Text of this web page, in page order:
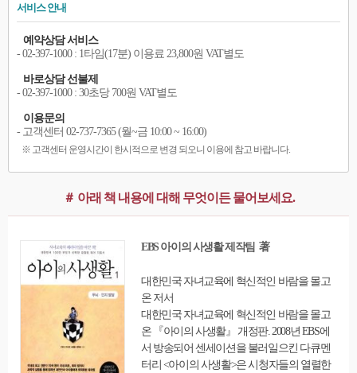
서비스 안내
예약상담 서비스
- 02-397-1000 : 1타임(17분) 이용료 23,800원 VAT별도
바로상담 선불제
- 02-397-1000 : 30초당 700원 VAT별도
이용문의
- 고객센터 02-737-7365 (월~금 10:00 ~ 16:00)
※ 고객센터 운영시간이 한시적으로 변경 되오니 이용에 참고 바랍니다.
＃ 아래 책 내용에 대해 무엇이든 물어보세요.
EBS 아이의 사생활 제작팀 著
대한민국 자녀교육에 혁신적인 바람을 몰고
온 저서
대한민국 자녀교육에 혁신적인 바람을 몰고
온 『아이의 사생활』 개정판. 2008년 EBS에
서 방송되어 센세이션을 불러일으킨 다큐멘
터리 <아이의 사생활>은 시청자들의 열렬한